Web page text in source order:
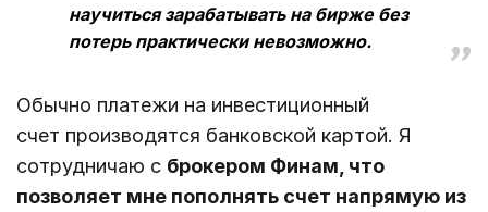
научиться зарабатывать на бирже без
потерь практически невозможно.
Обычно платежи на инвестиционный
счет производятся банковской картой. Я
сотрудничаю с брокером Финам, что
позволяет мне пополнять счет напрямую из